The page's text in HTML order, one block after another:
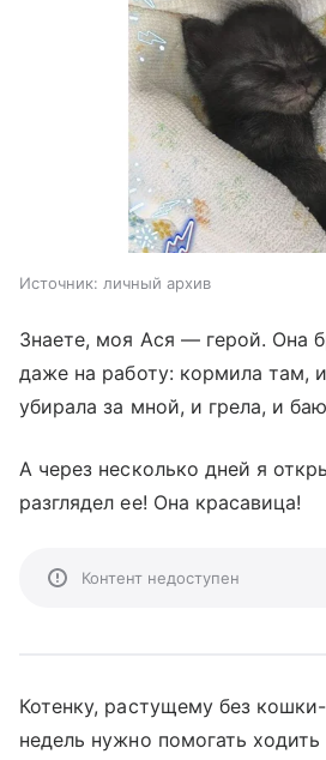
Источник: личный архив
Знаете, моя Ася — герой. Она
даже на работу: кормила там,
убирала за мной, и грела, и
А через несколько дней я
разглядел ее! Она красавица!
Контент недоступен
Котенку, растущему без
недель нужно помогать ходить